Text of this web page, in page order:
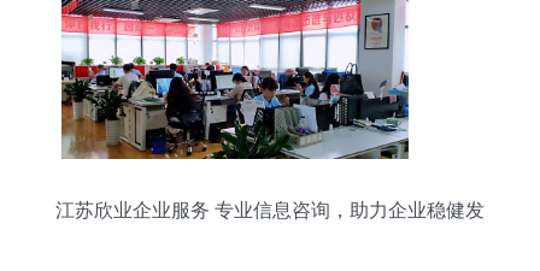
江苏欣业企业服务 专业信息咨询，助力企业稳健发